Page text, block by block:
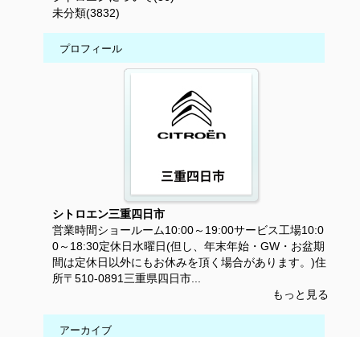
未分類(3832)
プロフィール
シトロエン三重四日市
営業時間ショールーム10:00～19:00サービス工場10:0
0～18:30定休日水曜日(但し、年末年始・GW・お盆期
間は定休日以外にもお休みを頂く場合があります。)住
所〒510-0891三重県四日市...
もっと見る
アーカイブ